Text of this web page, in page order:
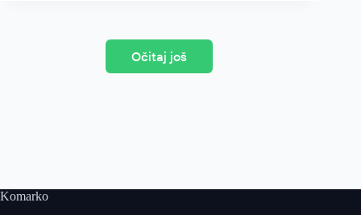
Očitaj još
Komarko